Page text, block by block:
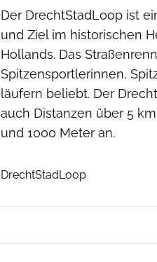
Der DrechtStadLoop ist
und Ziel im historischen
Hollands. Das
Spitzensportlerinnen,
läufern beliebt. Der
auch Distanzen über 5
und 1000 Meter an.
DrechtStadLoop